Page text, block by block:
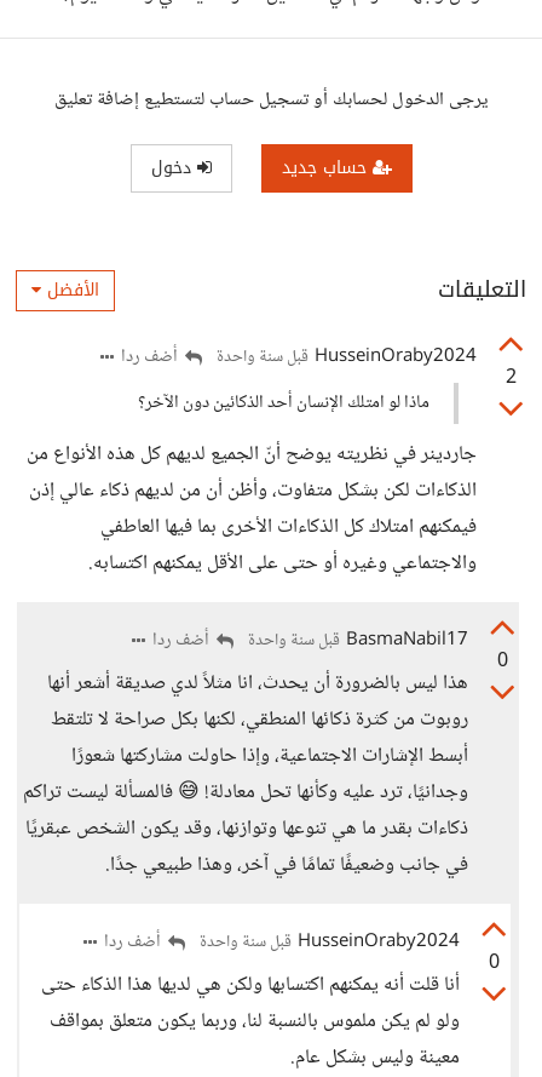
يرجى الدخول لحسابك أو تسجيل حساب لتستطيع إضافة تعليق
حساب جديد دخول
التعليقات الأفضل
2
HusseinOraby2024 قبل سنة واحدة
أضف ردا
ماذا لو امتلك الإنسان أحد الذكائين دون الآخر؟
جاردينر في نظريته يوضح أنّ الجميع لديهم كل هذه الأنواع من
الذكاءات لكن بشكل متفاوت، وأظن أن من لديهم ذكاء عالي إذن
فيمكنهم امتلاك كل الذكاءات الأخرى بما فيها العاطفي
والاجتماعي وغيره أو حتى على الأقل يمكنهم اكتسابه.
0
BasmaNabil17 قبل سنة واحدة أضف ردا
هذا ليس بالضرورة أن يحدث، انا مثلاً لدي صديقة أشعر أنها
روبوت من كثرة ذكائها المنطقي، لكنها بكل صراحة لا تلتقط
أبسط الإشارات الاجتماعية، وإذا حاولت مشاركتها شعورًا
وجدانيًا، ترد عليه وكأنها تحل معادلة! 😅 فالمسألة ليست تراكم
ذكاءات بقدر ما هي تنوعها وتوازنها، وقد يكون الشخص عبقريًا
في جانب وضعيفًا تمامًا في آخر، وهذا طبيعي جدًا.
0
HusseinOraby2024 قبل سنة واحدة أضف ردا
أنا قلت أنه يمكنهم اكتسابها ولكن هي لديها هذا الذكاء حتى
ولو لم يكن ملموس بالنسبة لنا، وربما يكون متعلق بمواقف
معينة وليس بشكل عام.